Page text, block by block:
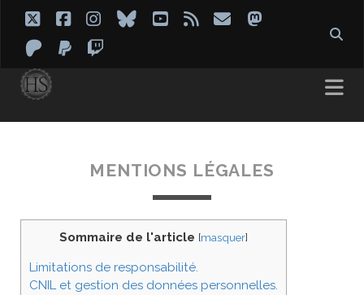
twitterfacebook
instagram
blueskyyoutube
rss emailmastodon
patreon
paypal
MENTIONS LÉGALES
Sommaire de l'article [masquer]
Limitations de responsabilité.
CNIL et gestion des données personnelles.